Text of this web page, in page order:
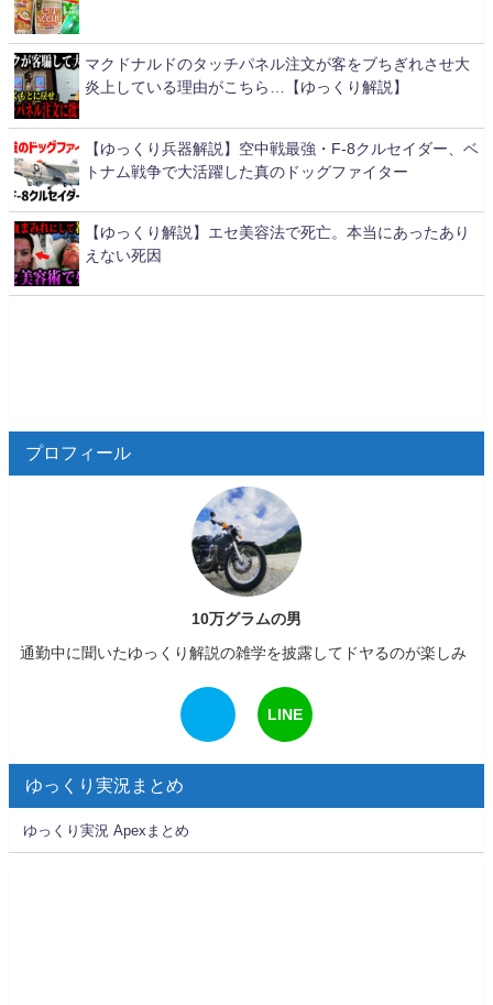
マクドナルドのタッチパネル注文が客をブちぎれさせ大
炎上している理由がこちら…【ゆっくり解説】
【ゆっくり兵器解説】空中戦最強・F-8クルセイダー、ベ
トナム戦争で大活躍した真のドッグファイター
【ゆっくり解説】エセ美容法で死亡。本当にあったあり
えない死因
プロフィール
10万グラムの男
通勤中に聞いたゆっくり解説の雑学を披露してドヤるのが楽しみ
LINE
ゆっくり実況まとめ
ゆっくり実況 Apexまとめ